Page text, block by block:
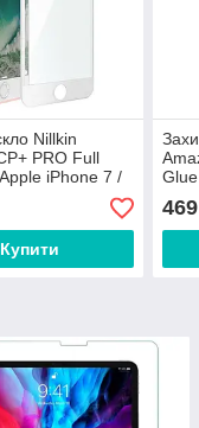
Nillkin
PRO Full
iPhone 7 /
(0.33 mm)
Купити
469